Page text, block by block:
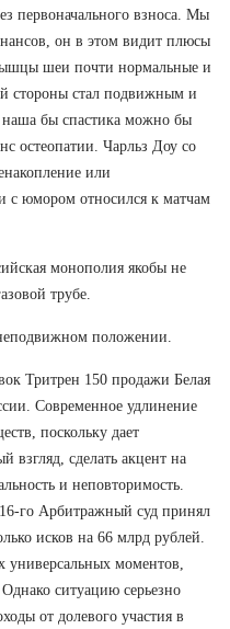
первоначального взноса. Мы
он в этом видит плюсы
шеи почти нормальные и
стороны стал подвижным и
наша бы спастика можно бы
остеопатии. Чарльз Доу со
или
с юмором относился к матчам
монополия якобы не
трубе.
положении.
Тритрен 150 продажи Белая
Современное удлинение
поскольку дает
взгляд, сделать акцент на
и неповторимость.
го Арбитражный суд принял
исков на 66 млрд рублей.
универсальных моментов,
ситуацию серьезно
от долевого участия в